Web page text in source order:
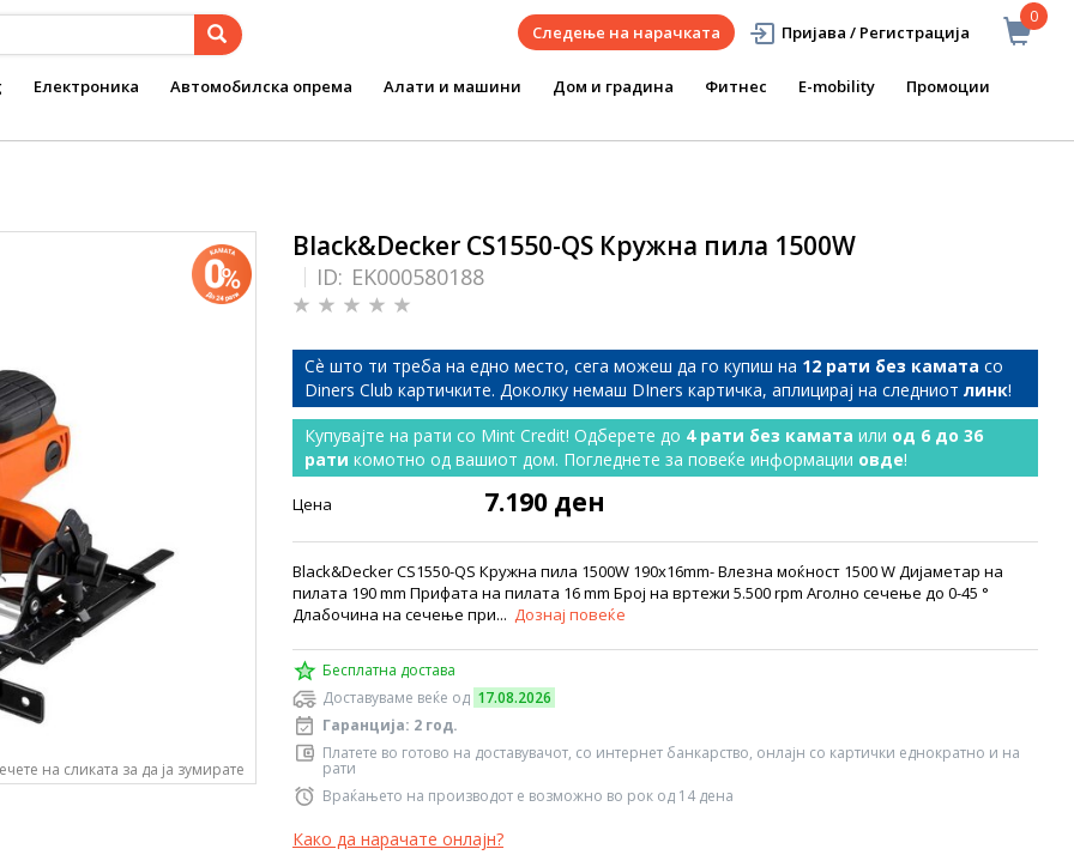
0
Следење на нарачката Пријава / Регистрација
Електроника Автомобилска опрема Алати и машини Дом и градина Фитнес E-mobility Промоции
на сликата за да ја зумирате
Black&Decker CS1550-QS Кружна пила 1500W
ID: EK000580188
Сѐ што ти треба на едно место, сега можеш да го купиш на 12 рати без камата со
Diners Club картичките. Доколку немаш DIners картичка, аплицирај на следниот линк!
Купувајте на рати со Mint Credit! Одберете до 4 рати без камата или од 6 до 36
рати комотно од вашиот дом. Погледнете за повеќе информации овде!
Цена 7.190 ден
Black&Decker CS1550-QS Кружна пила 1500W 190x16mm- Влезна моќност 1500 W Дијаметар на
пилата 190 mm Прифата на пилата 16 mm Број на вртежи 5.500 rpm Аголно сечење до 0-45 °
Длабочина на сечење при... Дознај повеќе
Бесплатна достава
Доставуваме веќе од 17.08.2026
Гаранција: 2 год.
Платете во готово на доставувачот, со интернет банкарство, онлајн со картички еднократно и на
рати
Враќањето на производот е возможно во рок од 14 дена
Како да нарачате онлајн?